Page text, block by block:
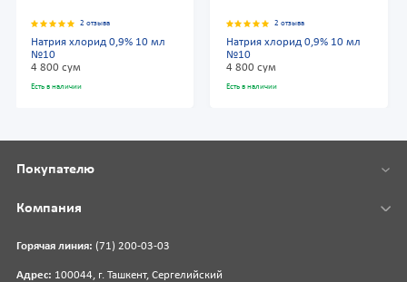
2 отзыва
Натрия хлорид 0,9% 10 мл
№10
4 800 сум
Есть в наличии
2 отзыва
Натрия хлорид 0,9% 10 мл
№10
4 800 сум
Есть в наличии
Горячая линия: (71) 200-03-03
Адрес: 100044, г. Ташкент, Сергелийский
Покупателю
Компания